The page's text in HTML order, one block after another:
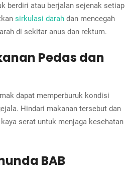
berdiri atau berjalan sejenak setiap
sirkulasi darah dan mencegah
di sekitar anus dan rektum.
Pedas dan
dapat memperburuk kondisi
Hindari makanan tersebut dan
serat untuk menjaga kesehatan
BAB